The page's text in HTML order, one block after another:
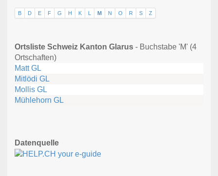
B D E F G H K M N O R S Z
Ortsliste Schweiz Kanton Glarus - Buchstabe 'M' (4
Ortschaften)
Matt GL
Mitlödi GL
Mollis GL
Mühlehorn GL
Datenquelle